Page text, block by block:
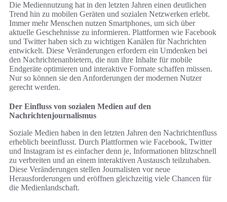
Die Mediennutzung hat in den letzten Jahren einen deutlichen
Trend hin zu mobilen Geräten und sozialen Netzwerken erlebt.
Immer mehr Menschen nutzen Smartphones, um sich über
aktuelle Geschehnisse zu informieren. Plattformen wie Facebook
und Twitter haben sich zu wichtigen Kanälen für Nachrichten
entwickelt. Diese Veränderungen erfordern ein Umdenken bei
den Nachrichtenanbietern, die nun ihre Inhalte für mobile
Endgeräte optimieren und interaktive Formate schaffen müssen.
Nur so können sie den Anforderungen der modernen Nutzer
gerecht werden.
Der Einfluss von sozialen Medien auf den
Nachrichtenjournalismus
Soziale Medien haben in den letzten Jahren den Nachrichtenfluss
erheblich beeinflusst. Durch Plattformen wie Facebook, Twitter
und Instagram ist es einfacher denn je, Informationen blitzschnell
zu verbreiten und an einem interaktiven Austausch teilzuhaben.
Diese Veränderungen stellen Journalisten vor neue
Herausforderungen und eröffnen gleichzeitig viele Chancen für
die Medienlandschaft.